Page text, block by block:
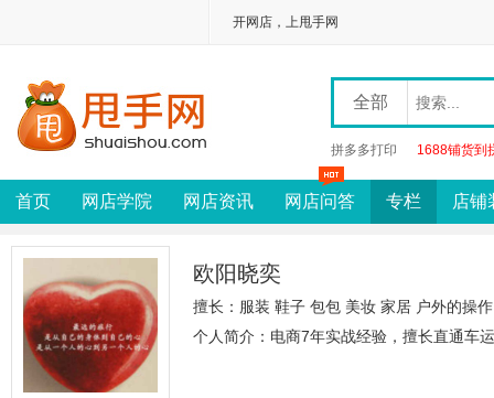
开网店，上甩手网
全部
拼多多打印 1688铺货到
首页 网店学院 网店资讯 网店问答 专栏 店铺
欧阳晓奕
擅长：服装 鞋子 包包 美妆 家居 户外的操作
个人简介：电商7年实战经验，擅长直通车